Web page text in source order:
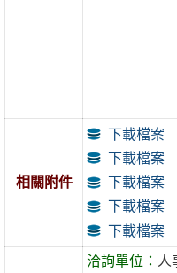
相關附件
下載檔案
下載檔案
下載檔案
下載檔案
下載檔案
洽詢單位： 人